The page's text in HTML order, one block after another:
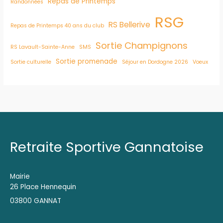
Randonnées
Repas de Printemps 40 ans du club RS Bellerive RSG
RS Lavault-Sainte-Anne SMS Sortie Champignons
Sortie culturelle Sortie promenade Séjour en Dordogne 2026 Voeux
Retraite Sportive Gannatoise
Mairie
26 Place Hennequin
03800 GANNAT